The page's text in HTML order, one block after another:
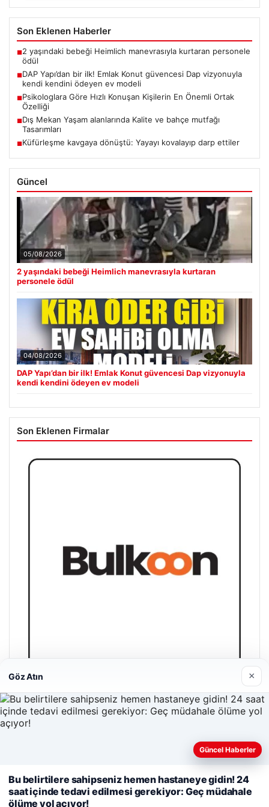
Son Eklenen Haberler
■2 yaşındaki bebeği Heimlich manevrasıyla kurtaran personele
ödül
■DAP Yapı’dan bir ilk! Emlak Konut güvencesi Dap vizyonuyla
kendi kendini ödeyen ev modeli
■Psikologlara Göre Hızlı Konuşan Kişilerin En Önemli Ortak
Özelliği
■Dış Mekan Yaşam alanlarında Kalite ve bahçe mutfağı
Tasarımları
■Küfürleşme kavgaya dönüştü: Yayayı kovalayıp darp ettiler
Güncel
05/08/2026
2 yaşındaki bebeği Heimlich manevrasıyla kurtaran
personele ödül
04/08/2026
DAP Yapı’dan bir ilk! Emlak Konut güvencesi Dap vizyonuyla
kendi kendini ödeyen ev modeli
Son Eklenen Firmalar
Bulkoon Toptan Ayakkabı
03/05/2026
© 2026 Beslenme – Güncel Sağlık Haberleri
deneyiminizi kişiselleştirmek ve geliştirmek amacıyla çerezler
kullanıyoruz. Çerez Politikamız
Göz Atın ×
Güncel Haberler
Bu belirtilere sahipseniz hemen hastaneye gidin! 24
saat içinde tedavi edilmesi gerekiyor: Geç müdahale
ölüme yol açıyor!